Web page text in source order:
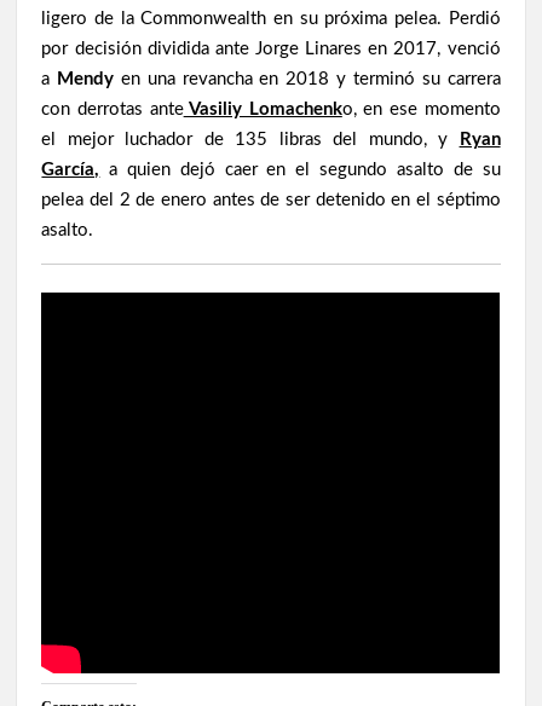
ligero de la Commonwealth en su próxima pelea. Perdió
por decisión dividida ante Jorge Linares en 2017, venció
a Mendyen una revancha en 2018 y terminó su carrera
con derrotas anteVasiliy Lomachenko, en ese momento
el mejor luchador de 135 libras del mundo, y
Ryan
García, a quien dejó caer en el segundo asalto de su
pelea del 2 de enero antes de ser detenido en el séptimo
asalto.